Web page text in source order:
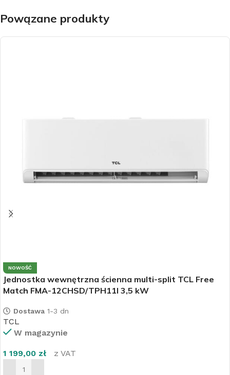
Powązane produkty
NOWOŚĆ
Jednostka wewnętrzna ścienna multi-split TCL Free
Match FMA-12CHSD/TPH11I 3,5 kW
Dostawa 1-3 dn
TCL
W magazynie
1 199,00 zł z VAT
DODAJ DO KOSZYKA